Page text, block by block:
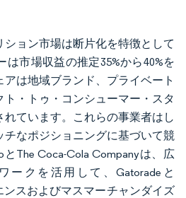
ョン市場は断片化を特徴として
市場収益の推定35%から40%を
は地域ブランド、プライベート
・トゥ・コンシューマー・スタ
ています。これらの事業者はし
チなポジショニングに基づいて競
The Coca-Cola Companyは、広
ークを活用して、Gatoradeと
ンスおよびマスマーチャンダイズ